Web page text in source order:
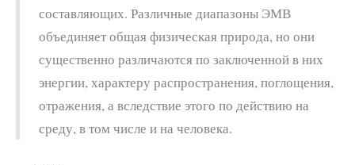
составляющих. Различные диапазоны ЭМВ
объединяет общая физическая природа, но они
существенно различаются по заключенной в них
энергии, характеру распространения, поглощения,
отражения, а вследствие этого по действию на
среду, в том числе и на человека.